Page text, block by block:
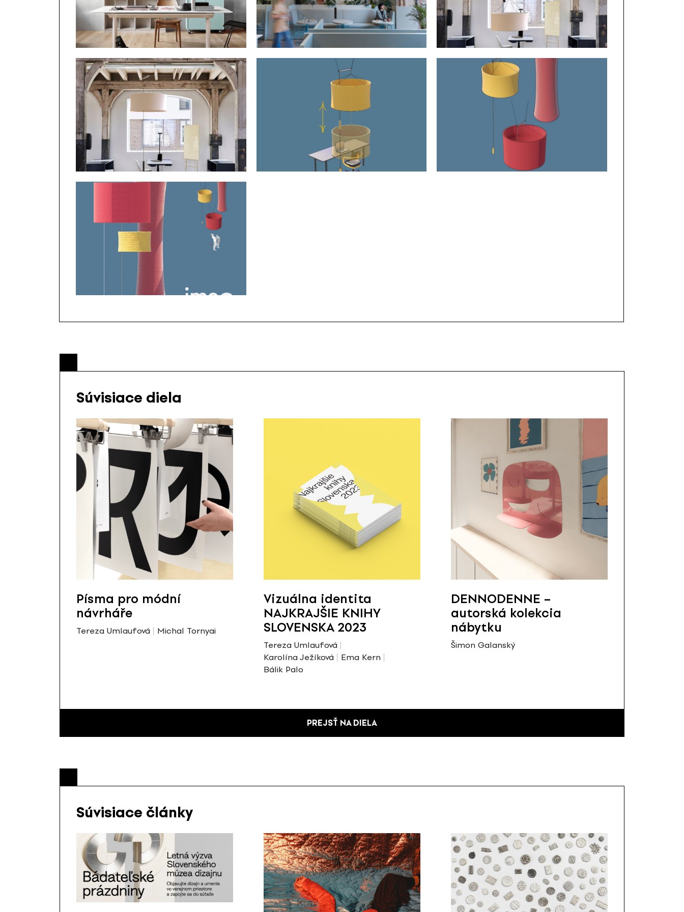
Súvisiace diela
Písma pro módní
návrháře
Tereza Umlaufová Michal Tornyai
Vizuálna identita
NAJKRAJŠIE KNIHY
SLOVENSKA 2023
Tereza Umlaufová
Karolína Ježíková
Ema Kern
Bálik Palo
DENNODENNE –
autorská kolekcia
nábytku
Šimon Galanský
PREJSŤ NA DIELA
Súvisiace články